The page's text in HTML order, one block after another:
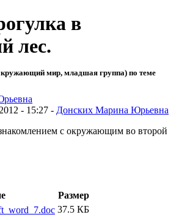
в
лес.
мир, младшая группа) по теме
- 15:27 - Донских Марина Юрьевна
с окружающим во второй
Размер
37.5 КБ